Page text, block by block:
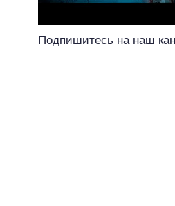
Подпишитесь на наш